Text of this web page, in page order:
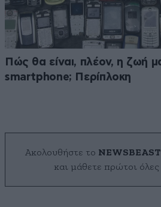
Πώς θα είναι, πλέον, η ζωή
smartphone; Περίπλοκη
Ακολουθήστε το NEWSBEAST
και μάθετε πρώτοι όλες